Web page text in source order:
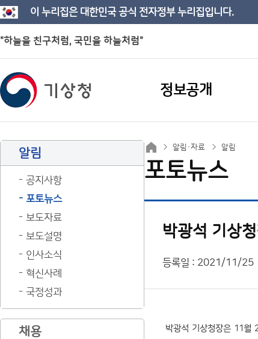
이 누리집은 대한민국 공식 전자정부 누리집입니다.
"하늘을 친구처럼, 국민을 하늘처럼"
정보공개
알림
공지사항
포토뉴스
보도자료
보도설명
인사소식
혁신사례
국정성과
채용
알림·자료 알림
포토뉴스
박광석 기상
등록일 : 2021/11/25
박광석 기상청장은 11월